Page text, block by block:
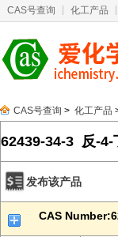
CAS号查询 化工产品
CAS号查询 > 化工产品
62439-34-3 反-4-
发布该产品
CAS